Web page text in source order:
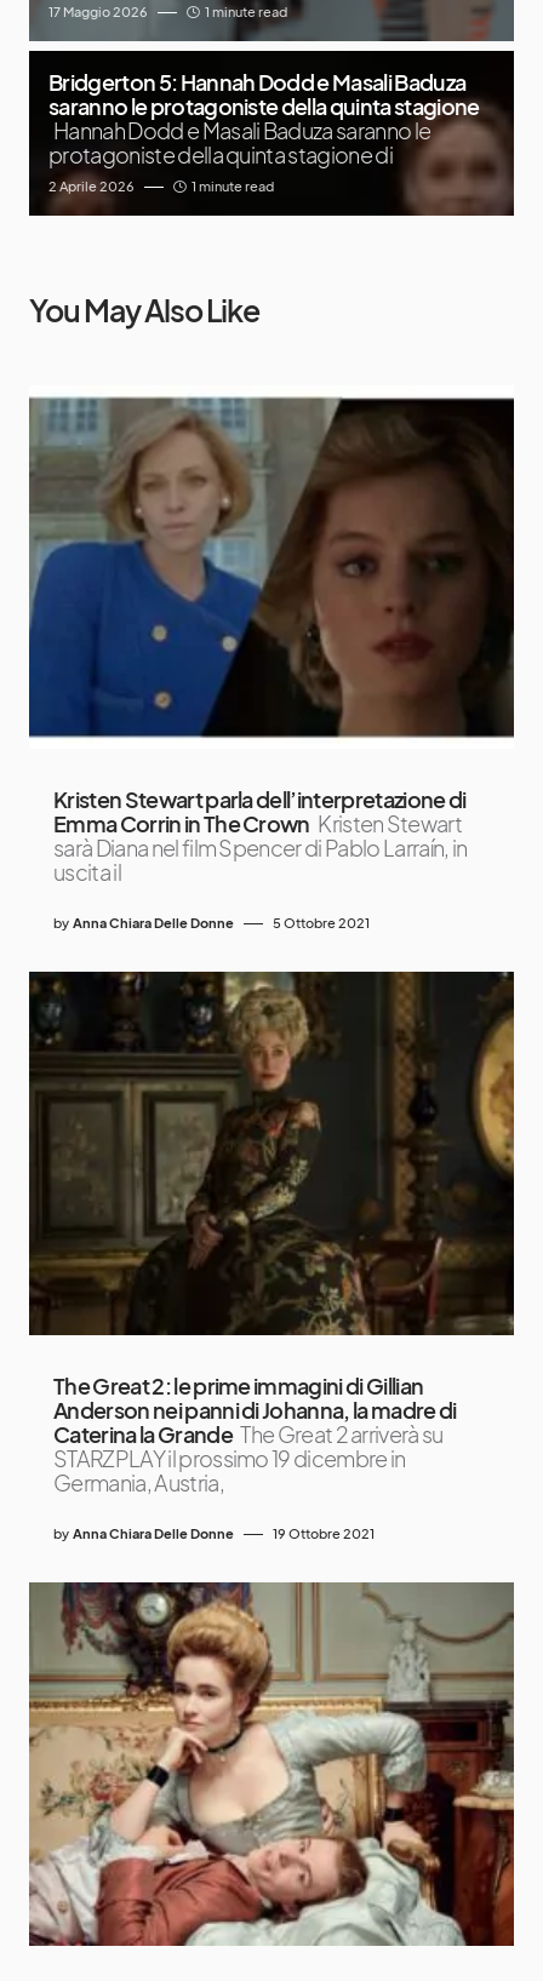
17 Maggio 2026 1 minute read
Bridgerton 5: Hannah Dodd e Masali Baduza
saranno le protagoniste della quinta stagione
Hannah Dodd e Masali Baduza saranno le
protagoniste della quinta stagione di
2 Aprile 2026 1 minute read
You May Also Like
Kristen Stewart parla dell’interpretazione di
Emma Corrin in The Crown Kristen Stewart
sarà Diana nel film Spencer di Pablo Larraín, in
uscita il
by Anna Chiara Delle Donne 5 Ottobre 2021
The Great 2: le prime immagini di Gillian
Anderson nei panni di Johanna, la madre di
Caterina la Grande The Great 2 arriverà su
STARZPLAY il prossimo 19 dicembre in
Germania, Austria,
by Anna Chiara Delle Donne 19 Ottobre 2021